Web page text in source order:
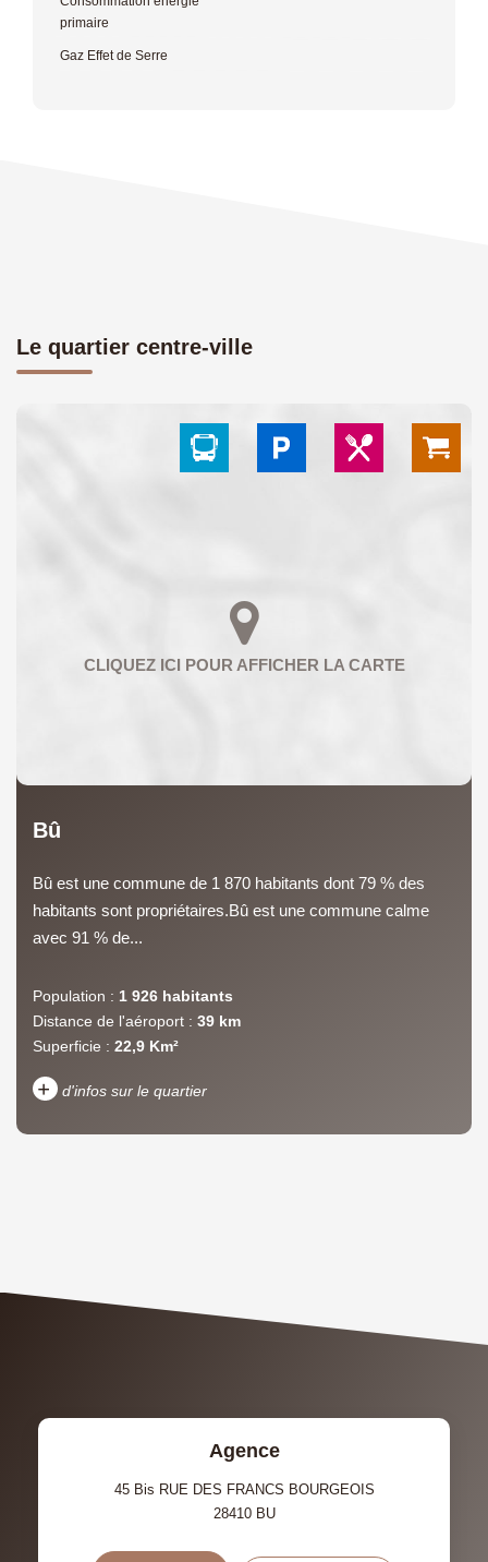
primaire
Gaz Effet de Serre
Le quartier centre-ville
Bû
Bû est une commune de 1 870 habitants dont 79 % des
habitants sont propriétaires.Bû est une commune calme
avec 91 % de...
Population : 1 926 habitants
Distance de l'aéroport : 39 km
Superficie : 22,9 Km²
+ d'infos sur le quartier
TAUX DE PROPRIÉTAIRES
DISTANCE DE L'AÉROPORT :
Agence
45 Bis RUE DES FRANCS BOURGEOIS
28410 BU